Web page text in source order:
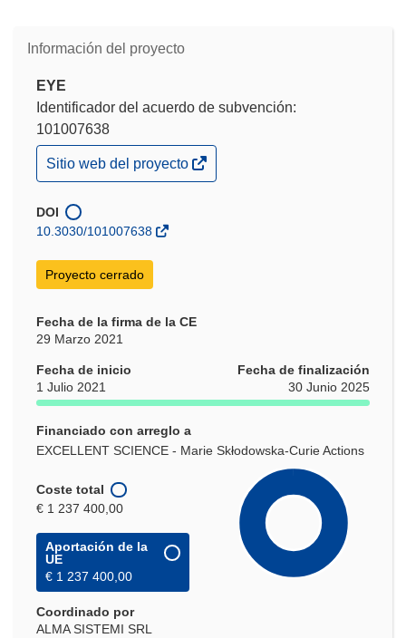
Información del proyecto
EYE
Identificador del acuerdo de subvención:
101007638
(se
abrirá
una
nueva
Sitio web del proyecto
DOI
10.3030/101007638
Proyecto cerrado
Fecha de la firma de la CE
29 Marzo 2021
Fecha de inicio
1 Julio 2021
Fecha de finalización
30 Junio 2025
Financiado con arreglo a
EXCELLENT SCIENCE - Marie Skłodowska-Curie Actions
Coste total
€ 1 237 400,00
Aportación de la
UE
€ 1 237 400,00
Coordinado por
ALMA SISTEMI SRL